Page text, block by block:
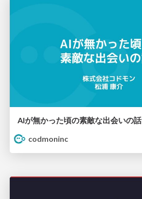
AIが無かった頃の素敵な出会いの話
codmoninc